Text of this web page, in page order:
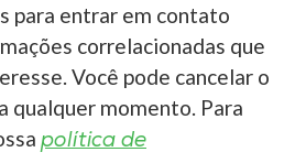
para entrar em contato
correlacionadas que
Você pode cancelar o
qualquer momento. Para
política de